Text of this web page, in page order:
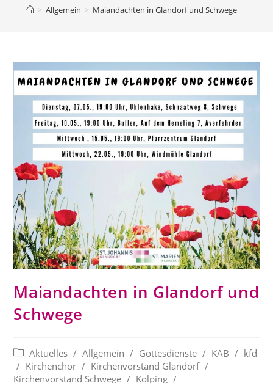
> Allgemein > Maiandachten in Glandorf und Schwege
Maiandachten in Glandorf und
Schwege
Beitrags-
Kategorie:
Aktuelles / Allgemein / Gottesdienste / KAB / kfd
/ Kirchenchor / Kirchenvorstand Glandorf /
Kirchenvorstand Schwege / Kolping /